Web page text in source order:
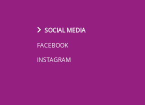
SOCIAL MEDIA
FACEBOOK
INSTAGRAM